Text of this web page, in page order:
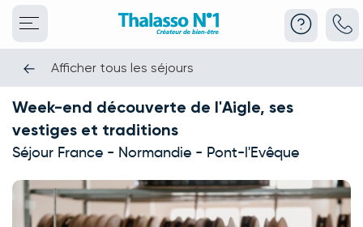
Afficher tous les séjours
This carousel shows one large product image at a time. Use
Week-end découverte de l'Aigle, ses
vestiges et traditions
Séjour France - Normandie - Pont-l'Evêque